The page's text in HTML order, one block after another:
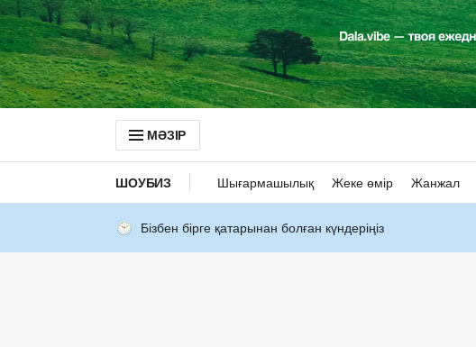
МӘЗІР
ШОУБИЗ Шығармашылық Жеке өмір Жанжал
Бізбен бірге қатарынан болған күндеріңіз